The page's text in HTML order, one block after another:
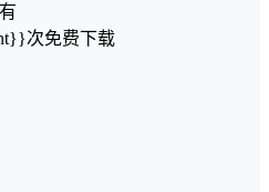
次免费下载